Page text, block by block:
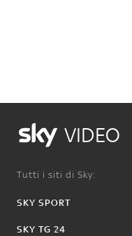
VIDEO
Tutti i siti di Sky:
SKY SPORT
SKY TG 24